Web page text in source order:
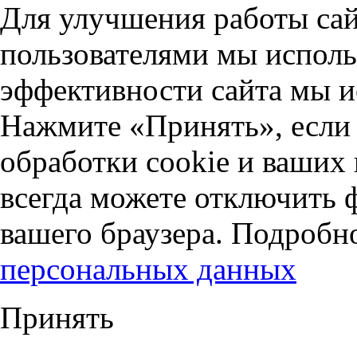
Для улучшения работы
пользователями мы
эффективности сайта мы
Нажмите «Принять», если
обработки cookie и
всегда можете отключить
вашего браузера.
персональных данных
Принять